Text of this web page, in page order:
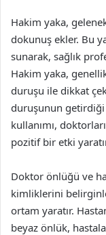
Hakim yaka,
dokunuş ekler. Bu
sunarak, sağlık
Hakim yaka,
duruşu ile dikkat
duruşunun getirdiği
kullanımı,
pozitif bir etki
Doktor önlüğü ve
kimliklerini
ortam yaratır.
beyaz önlük,